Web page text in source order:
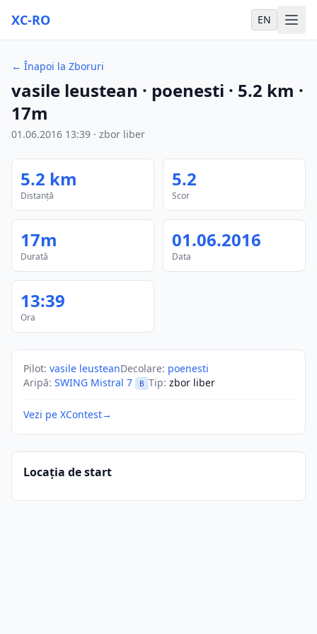
XC-RO EN
← Înapoi la Zboruri
vasile leustean · poenesti · 5.2 km ·
17m
01.06.2016 13:39 · zbor liber
5.2 km
Distanță
5.2
Scor
17m
Durată
01.06.2016
Data
13:39
Ora
Pilot: vasile leusteanDecolare: poenesti
Aripă: SWING Mistral 7 B Tip: zbor liber
Vezi pe XContest→
Locația de start